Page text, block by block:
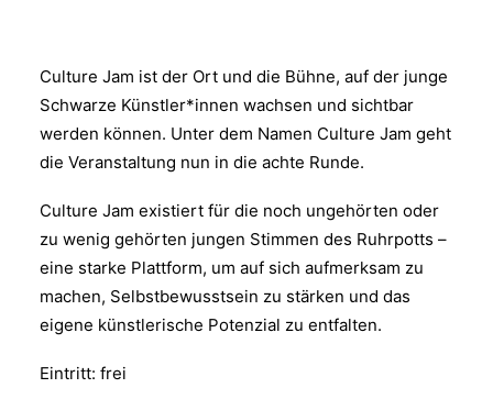
Culture Jam ist der Ort und die Bühne, auf der junge
Schwarze Künstler*innen wachsen und sichtbar
werden können. Unter dem Namen Culture Jam geht
die Veranstaltung nun in die achte Runde.
Culture Jam existiert für die noch ungehörten oder
zu wenig gehörten jungen Stimmen des Ruhrpotts –
eine starke Plattform, um auf sich aufmerksam zu
machen, Selbstbewusstsein zu stärken und das
eigene künstlerische Potenzial zu entfalten.
Eintritt: frei